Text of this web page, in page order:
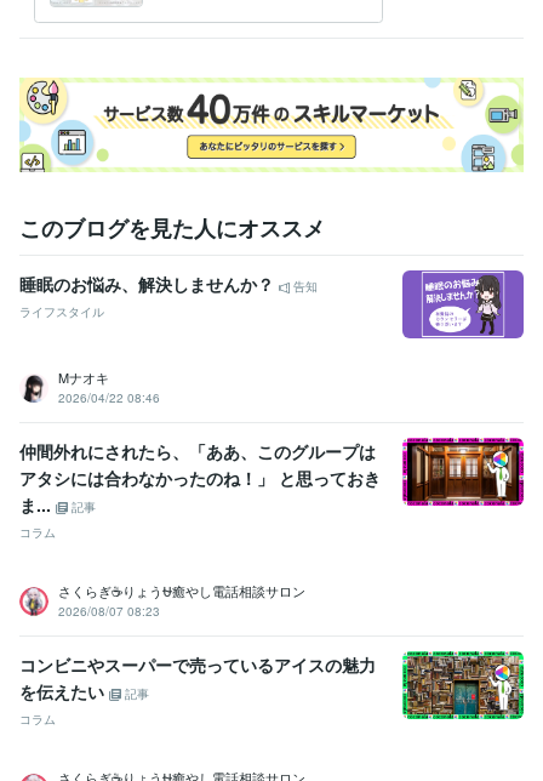
このブログを見た人にオススメ
睡眠のお悩み、解決しませんか？
告知
ライフスタイル
Mナオキ
2026/04/22 08:46
仲間外れにされたら、「ああ、このグループは
アタシには合わなかったのね！」 と思っておき
ま...
記事
コラム
さくらぎ☕りょう⛎癒やし電話相談サロン
2026/08/07 08:23
コンビニやスーパーで売っているアイスの魅力
を伝えたい
記事
コラム